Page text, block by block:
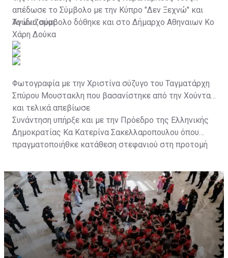
απέδωσε το Σύμβολο με την Κύπρο "Δεν Ξεχνώ" και
Αγωνιζομαι.
Το ίδιο σύμβολο δόθηκε και στο Δήμαρχο Αθηναιων Κο
Χάρη Δούκα
Φωτογραφία με την Χριστίνα σύζυγο του Ταγματάρχη
Σπύρου Μουστακλη που βασανίστηκε από την Χούντα
και τελικά απεβίωσε
Συνάντηση υπήρξε και με την Πρόεδρο της Ελληνικής
Δημοκρατίας Κα Κατερίνα Σακελλαροπουλου όπου
πραγματοποιήθκε κατάθεση στεφανιού στη προτομή